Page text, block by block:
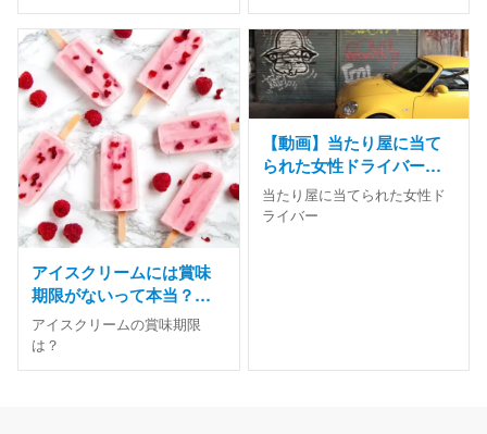
アイスクリームには賞味
期限がないって本当？保
存方法と注意点を解説
アイスクリームの賞味期限
は？
【動画】当たり屋に当て
られた女性ドライバー、
気が付かないでそのまま
走り出す
当たり屋に当てられた女性ド
ライバー